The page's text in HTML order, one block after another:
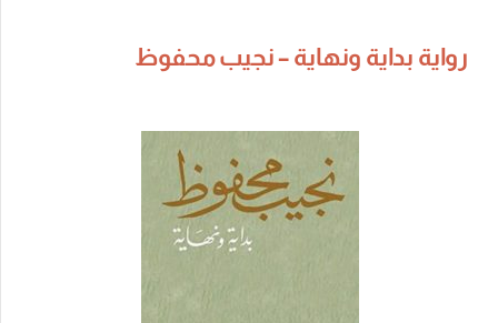
رواية بداية ونهاية – نجيب محفوظ